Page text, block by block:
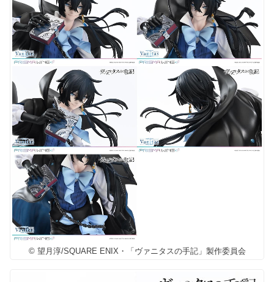
© 望月淳/SQUARE ENIX・「ヴァニタスの手記」製作委員会